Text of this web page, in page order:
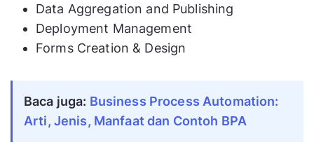
Data Aggregation and Publishing
Deployment Management
Forms Creation & Design
Baca juga: Business Process Automation:
Arti, Jenis, Manfaat dan Contoh BPA